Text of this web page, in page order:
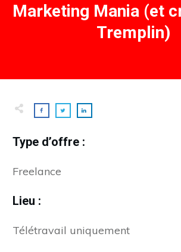
Marketing Mania (et
Tremplin)
Type d’offre :
Freelance
Lieu :
Télétravail uniquement